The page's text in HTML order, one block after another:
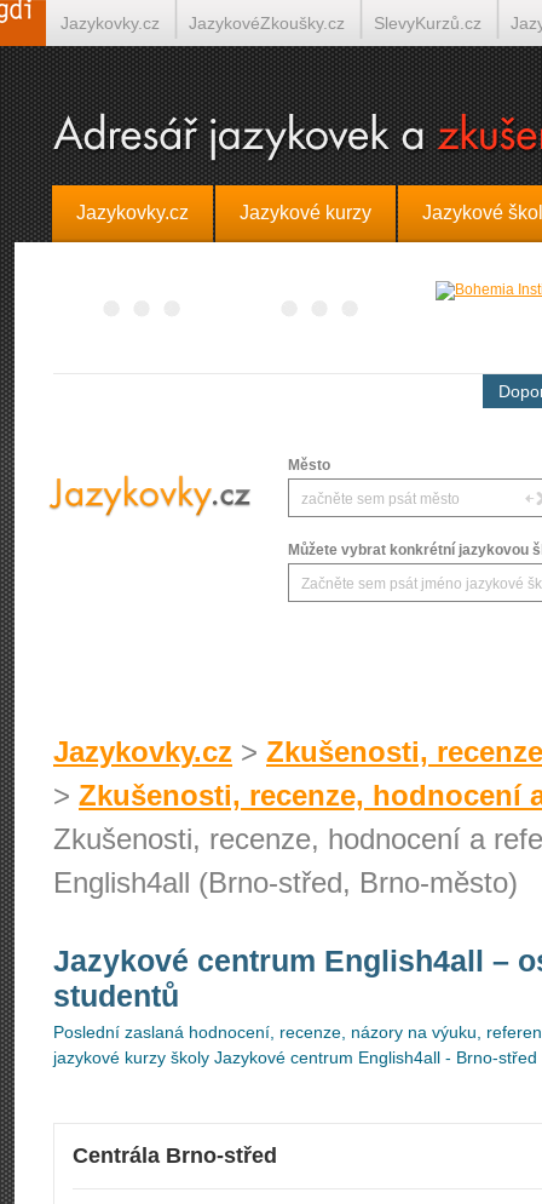
Jazykovky.cz Jazykové kurzy Jazykové
Město
Můžete vybrat konkrétní jazykovou
Jazykovky.cz > Zkušenosti,
> Zkušenosti, recenze, hodnocení
Zkušenosti, recenze, hodnocení a
English4all (Brno-střed, Brno-město)
Jazykové centrum English4all –
studentů
Poslední zaslaná hodnocení, recenze, názory na výuku,
jazykové kurzy školy Jazykové centrum English4all - Brno-střed
Centrála Brno-střed
Jazykovky.cz JazykovéZkoušky.cz SlevyKurzů.cz
Španělština on-line Italština on-line Tlumočení-